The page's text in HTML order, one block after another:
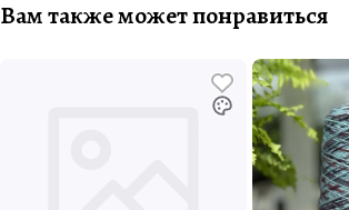
Вам также может понравиться